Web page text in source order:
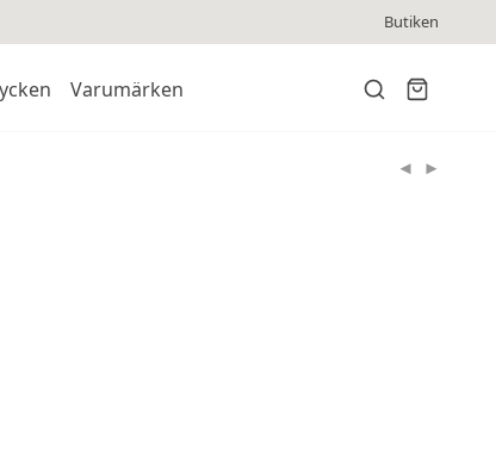
Butiken
Varumärken